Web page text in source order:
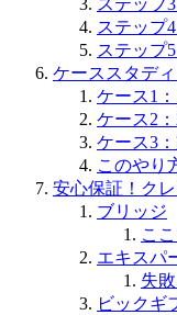
ステップ
ステップ
ケーススタデ
ケース1
ケース2
ケース3
このやり
安心保証！ク
ブリッジ
こ
エキスパ
失
ビックギ